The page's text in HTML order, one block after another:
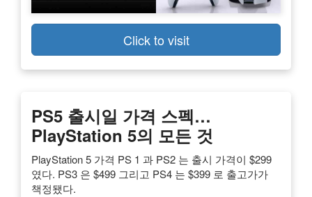
Click to visit
PS5 출시일 가격 스펙…
PlayStation 5의 모든 것
PlayStation 5 가격 PS 1 과 PS2 는 출시 가격이 $299
였다. PS3 은 $499 그리고 PS4 는 $399 로 출고가가
책정됐다.